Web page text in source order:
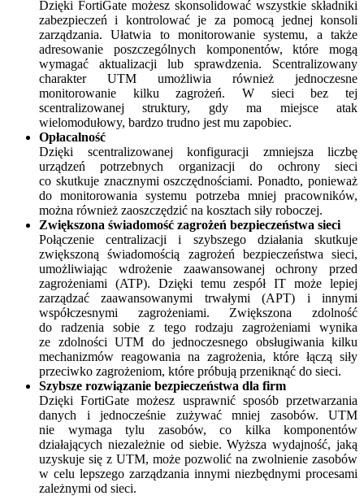
Dzięki FortiGate możesz skonsolidować wszystkie składniki
zabezpieczeń i kontrolować je za pomocą jednej konsoli
zarządzania. Ułatwia to monitorowanie systemu, a także
adresowanie poszczególnych komponentów, które mogą
wymagać aktualizacji lub sprawdzenia. Scentralizowany
charakter UTM umożliwia również jednoczesne
monitorowanie kilku zagrożeń. W sieci bez tej
scentralizowanej struktury, gdy ma miejsce atak
wielomodułowy, bardzo trudno jest mu zapobiec.
Opłacalność
Dzięki scentralizowanej konfiguracji zmniejsza liczbę
urządzeń potrzebnych organizacji do ochrony sieci
co skutkuje znacznymi oszczędnościami. Ponadto, ponieważ
do monitorowania systemu potrzeba mniej pracowników,
można również zaoszczędzić na kosztach siły roboczej.
Zwiększona świadomość zagrożeń bezpieczeństwa sieci
Połączenie centralizacji i szybszego działania skutkuje
zwiększoną świadomością zagrożeń bezpieczeństwa sieci,
umożliwiając wdrożenie zaawansowanej ochrony przed
zagrożeniami (ATP). Dzięki temu zespół IT może lepiej
zarządzać zaawansowanymi trwałymi (APT) i innymi
współczesnymi zagrożeniami. Zwiększona zdolność
do radzenia sobie z tego rodzaju zagrożeniami wynika
ze zdolności UTM do jednoczesnego obsługiwania kilku
mechanizmów reagowania na zagrożenia, które łączą siły
przeciwko zagrożeniom, które próbują przeniknąć do sieci.
Szybsze rozwiązanie bezpieczeństwa dla firm
Dzięki FortiGate możesz usprawnić sposób przetwarzania
danych i jednocześnie zużywać mniej zasobów. UTM
nie wymaga tylu zasobów, co kilka komponentów
działających niezależnie od siebie. Wyższa wydajność, jaką
uzyskuje się z UTM, może pozwolić na zwolnienie zasobów
w celu lepszego zarządzania innymi niezbędnymi procesami
zależnymi od sieci.